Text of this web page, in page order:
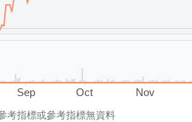
Sep Oct Nov
考指標或參考指標無資料